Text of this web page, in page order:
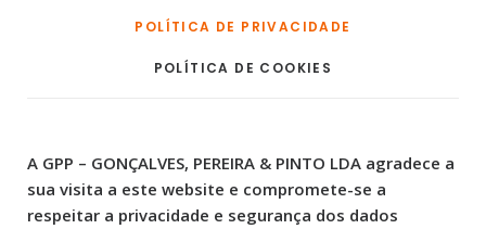
POLÍTICA DE PRIVACIDADE
POLÍTICA DE COOKIES
A GPP – GONÇALVES, PEREIRA & PINTO LDA agradece a
sua visita a este website e compromete-se a
respeitar a privacidade e segurança dos dados